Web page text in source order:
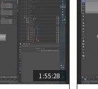
1:55:28